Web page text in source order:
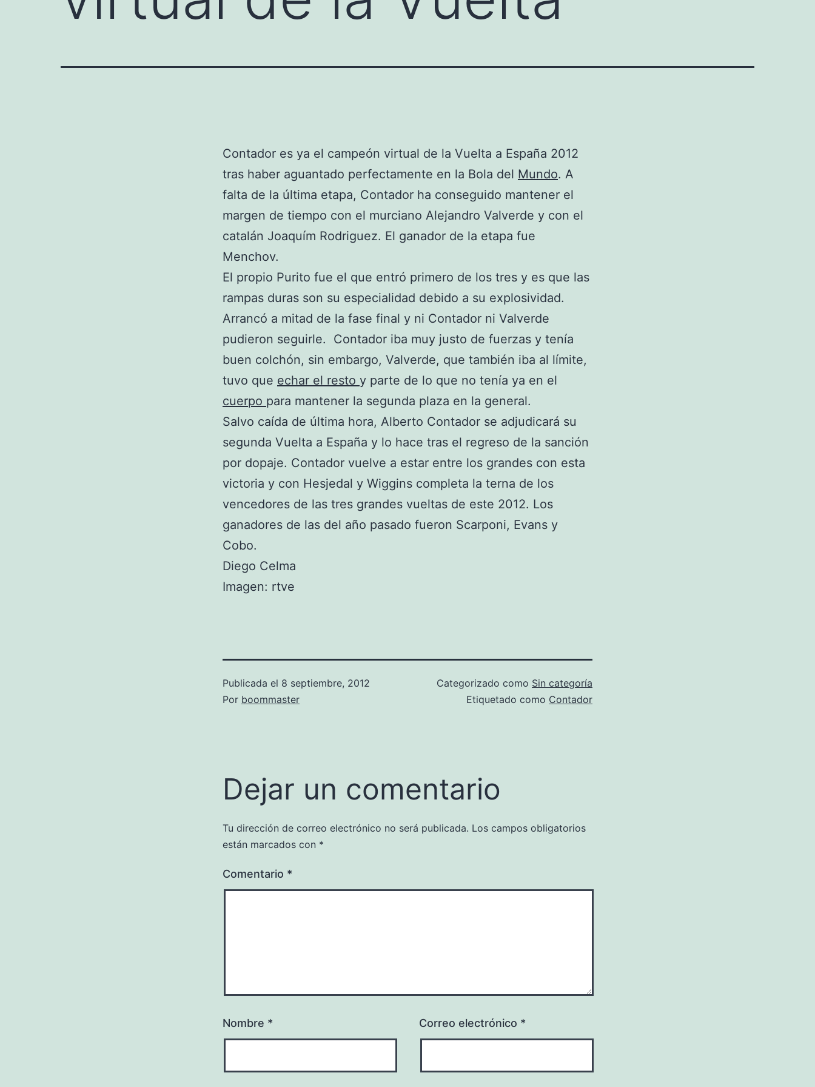
Contador es ya el campeón virtual de la Vuelta a España 2012
tras haber aguantado perfectamente en la Bola del Mundo. A
falta de la última etapa, Contador ha conseguido mantener el
margen de tiempo con el murciano Alejandro Valverde y con el
catalán Joaquím Rodriguez. El ganador de la etapa fue
Menchov.
El propio Purito fue el que entró primero de los tres y es que las
rampas duras son su especialidad debido a su explosividad.
Arrancó a mitad de la fase final y ni Contador ni Valverde
pudieron seguirle. Contador iba muy justo de fuerzas y tenía
buen colchón, sin embargo, Valverde, que también iba al límite,
tuvo que echar el resto y parte de lo que no tenía ya en el
cuerpo para mantener la segunda plaza en la general.
Salvo caída de última hora, Alberto Contador se adjudicará su
segunda Vuelta a España y lo hace tras el regreso de la sanción
por dopaje. Contador vuelve a estar entre los grandes con esta
victoria y con Hesjedal y Wiggins completa la terna de los
vencedores de las tres grandes vueltas de este 2012. Los
ganadores de las del año pasado fueron Scarponi, Evans y
Cobo.
Diego Celma
Imagen: rtve
Publicada el 8 septiembre, 2012
Por boommaster
Categorizado como Sin categoría
Etiquetado como Contador
Dejar un comentario
Tu dirección de correo electrónico no será publicada. Los campos obligatorios
están marcados con *
Comentario *
Nombre * Correo electrónico *